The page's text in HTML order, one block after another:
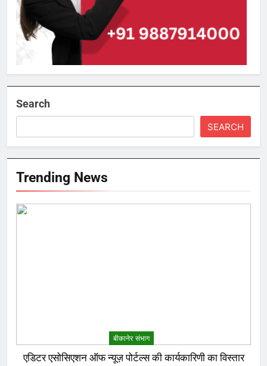
Search
SEARCH
Trending News
बीकानेर संभाग
एडिटर एसोसिएशन ऑफ न्यूज़ पोर्टल्स की कार्यकारिणी का विस्तार